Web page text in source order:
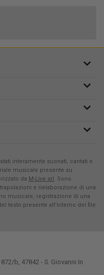
interamente suonati, cantati e
musicale presente su
da M-Live srl. Sono
e rielaborazione di una
musicale, registrazione di una
testo presente all'interno dei file
b, 47842 - S. Giovanni In